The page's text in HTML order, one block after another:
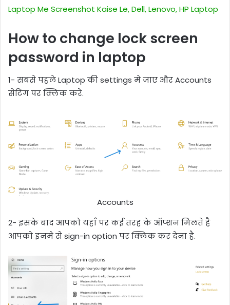
Laptop Me Screenshot Kaise Le, Dell, Lenovo, HP Laptop
How to change lock screen
password in laptop
1- सबसे पहले Laptop की settings मे जाए और Accounts
सेटिंग पर क्लिक करे.
Accounts
2- इसके बाद आपको यहाँ पर कई तरह के ऑप्शन मिलते है
आपको इनमे से sign-in option पर क्लिक कर देना है.